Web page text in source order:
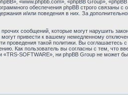
«www.phpbb.com», «phpBB Group», «phpBB
обеспечения phpBB строго связаны с
и/или поведения в них. За
сообщений, которые могут нарушить
привести к вашему немедленному
проведения такой политики. Вы соглашаетесь с
Как пользователь вы согласны с тем, что
SOFTWARE», ни phpBB Group не может